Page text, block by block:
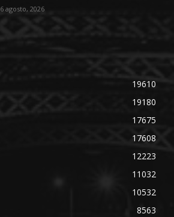
6 agosto, 2026
19610
19180
17675
17608
12223
11032
10532
8563